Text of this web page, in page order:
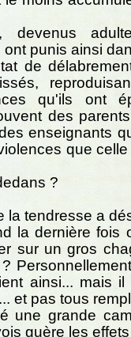
punis ainsi
de
qu'ils ont
des
enseignants
que
?
la tendresse a
la dernière fois
sur un gros
ainsi... mais
et pas tous
une grande
guère les